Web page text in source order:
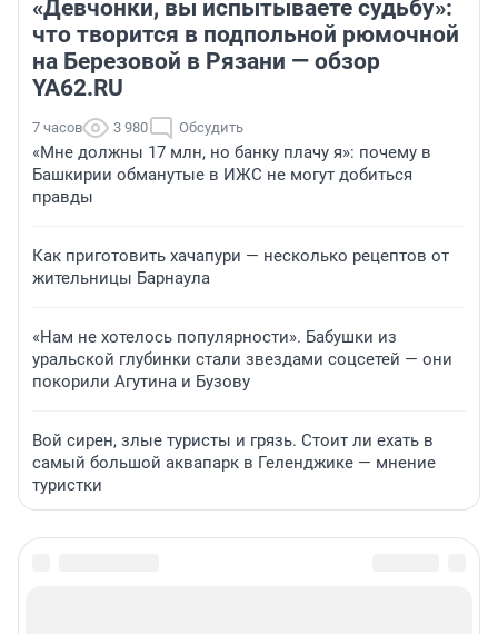
«Девчонки, вы испытываете судьбу»:
что творится в подпольной рюмочной
на Березовой в Рязани — обзор
YA62.RU
7 часов 3 980 Обсудить
«Мне должны 17 млн, но банку плачу я»: почему в
Башкирии обманутые в ИЖС не могут добиться
правды
Как приготовить хачапури — несколько рецептов от
жительницы Барнаула
«Нам не хотелось популярности». Бабушки из
уральской глубинки стали звездами соцсетей — они
покорили Агутина и Бузову
Вой сирен, злые туристы и грязь. Стоит ли ехать в
самый большой аквапарк в Геленджике — мнение
туристки